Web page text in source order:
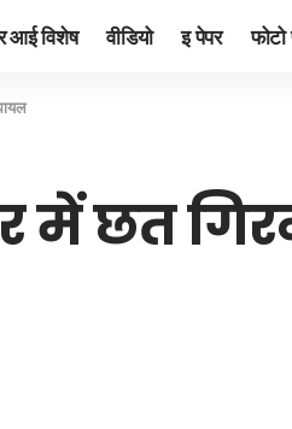
आई विशेष वीडियो इ पेपर फोटो
छत